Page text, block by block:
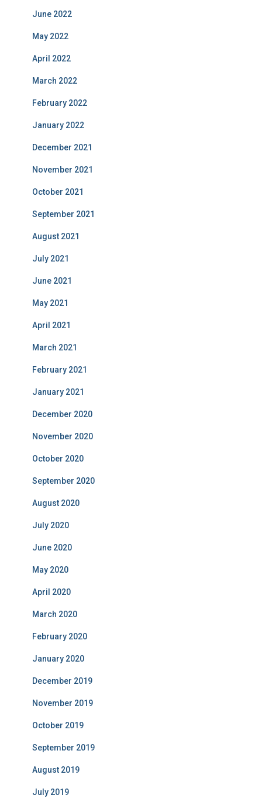
June 2022
May 2022
April 2022
March 2022
February 2022
January 2022
December 2021
November 2021
October 2021
September 2021
August 2021
July 2021
June 2021
May 2021
April 2021
March 2021
February 2021
January 2021
December 2020
November 2020
October 2020
September 2020
August 2020
July 2020
June 2020
May 2020
April 2020
March 2020
February 2020
January 2020
December 2019
November 2019
October 2019
September 2019
August 2019
July 2019